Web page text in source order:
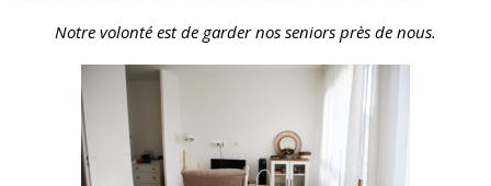
Notre volonté est de garder nos seniors près de nous.